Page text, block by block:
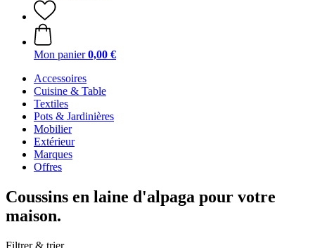
Mon panier 0,00 €
Accessoires
Cuisine & Table
Textiles
Pots & Jardinières
Mobilier
Extérieur
Marques
Offres
Coussins en laine d'alpaga pour votre
maison.
Filtrer & trier